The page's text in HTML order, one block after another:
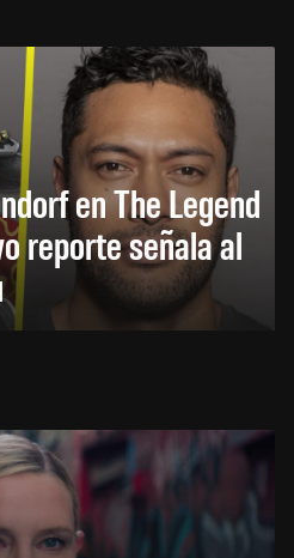
en The Legend
reporte señala al